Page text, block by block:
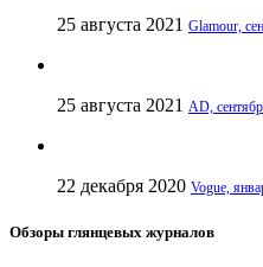
25 августа 2021 Glamour,
25 августа 2021 AD,
22 декабря 2020 Vogue,
Обзоры глянцевых журналов